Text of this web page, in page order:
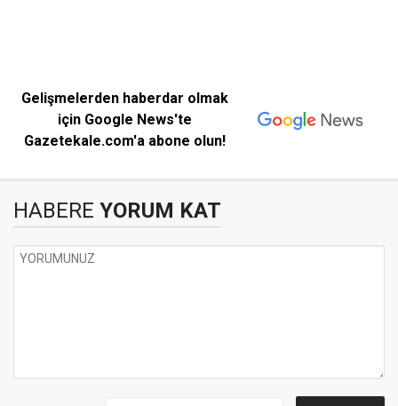
Gelişmelerden haberdar olmak
için Google News'te
Gazetekale.com'a abone olun!
HABERE YORUM KAT